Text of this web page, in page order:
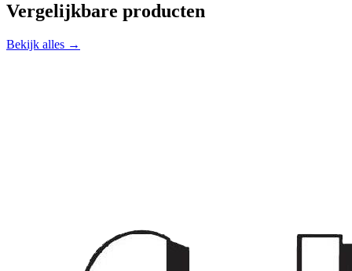
Vergelijkbare producten
Bekijk alles →